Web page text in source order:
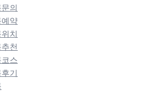
의
약
치
천
스
기